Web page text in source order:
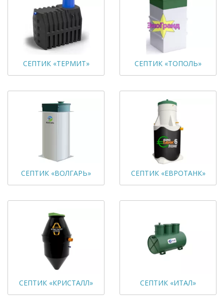
СЕПТИК «ТЕРМИТ» СЕПТИК «ТОПОЛЬ»
СЕПТИК «ВОЛГАРЬ» СЕПТИК «ЕВРОТАНК»
СЕПТИК «КРИСТАЛЛ» СЕПТИК «ИТАЛ»